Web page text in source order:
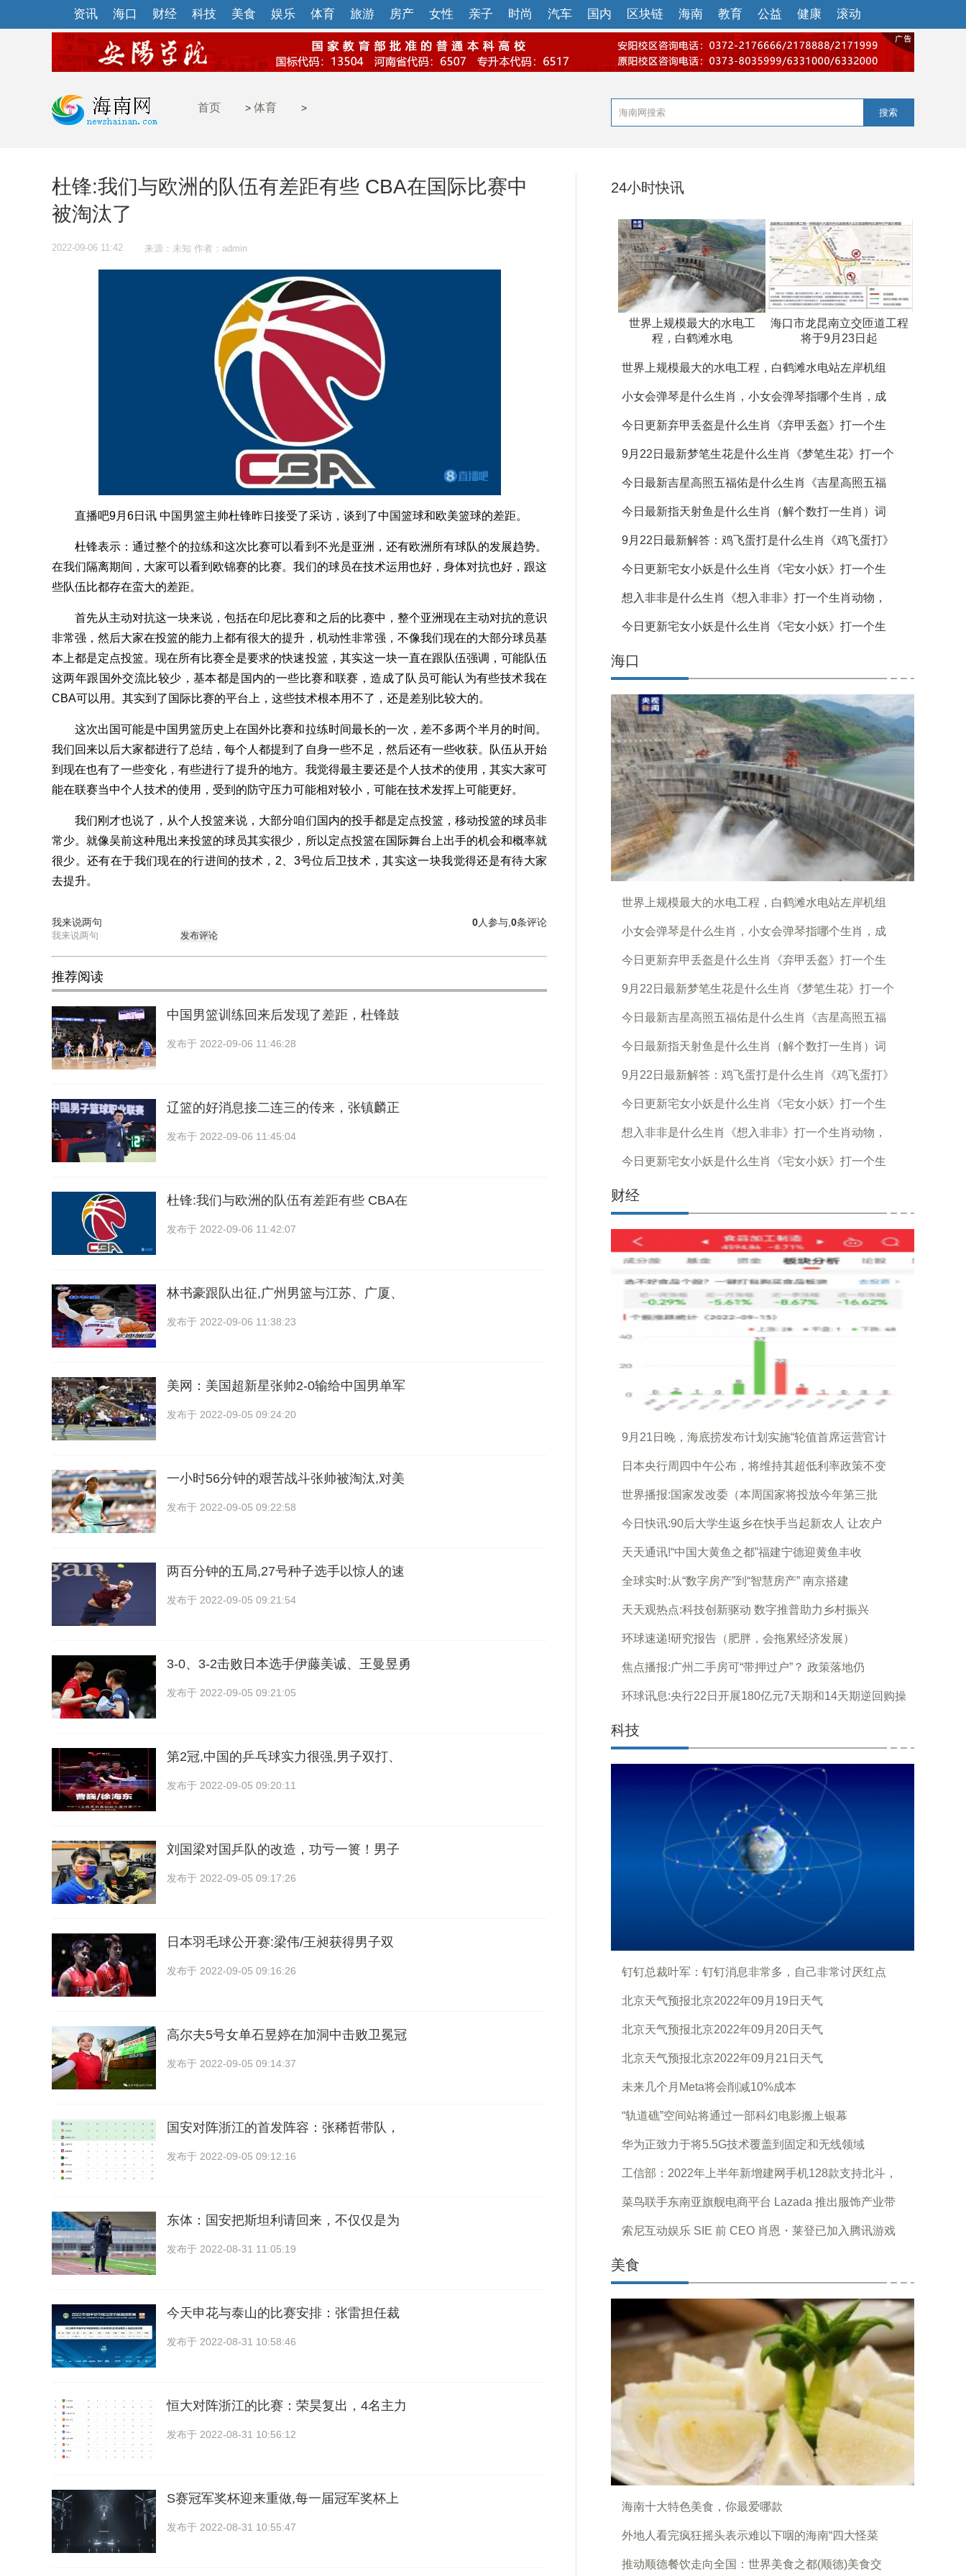
资讯 海口 财经 科技 美食 娱乐 体育 旅游 房产 女性 亲子 时尚 汽车 国内 区块链 海南 教育 公益 健康 滚动
首页 > 体育 > 搜索
杜锋:我们与欧洲的队伍有差距有些 CBA在国际比赛中
被淘汰了
2022-09-06 11:42 来源：未知 作者：admin
直播吧9月6日讯 中国男篮主帅杜锋昨日接受了采访，谈到了中国篮球和欧美篮球的差距。
杜锋表示：通过整个的拉练和这次比赛可以看到不光是亚洲，还有欧洲所有球队的发展趋势。
在我们隔离期间，大家可以看到欧锦赛的比赛。我们的球员在技术运用也好，身体对抗也好，跟这
些队伍比都存在蛮大的差距。
首先从主动对抗这一块来说，包括在印尼比赛和之后的比赛中，整个亚洲现在主动对抗的意识
非常强，然后大家在投篮的能力上都有很大的提升，机动性非常强，不像我们现在的大部分球员基
本上都是定点投篮。现在所有比赛全是要求的快速投篮，其实这一块一直在跟队伍强调，可能队伍
这两年跟国外交流比较少，基本都是国内的一些比赛和联赛，造成了队员可能认为有些技术我在
CBA可以用。其实到了国际比赛的平台上，这些技术根本用不了，还是差别比较大的。
这次出国可能是中国男篮历史上在国外比赛和拉练时间最长的一次，差不多两个半月的时间。
我们回来以后大家都进行了总结，每个人都提到了自身一些不足，然后还有一些收获。队伍从开始
到现在也有了一些变化，有些进行了提升的地方。我觉得最主要还是个人技术的使用，其实大家可
能在联赛当中个人技术的使用，受到的防守压力可能相对较小，可能在技术发挥上可能更好。
我们刚才也说了，从个人投篮来说，大部分咱们国内的投手都是定点投篮，移动投篮的球员非
常少。就像吴前这种甩出来投篮的球员其实很少，所以定点投篮在国际舞台上出手的机会和概率就
很少。还有在于我们现在的行进间的技术，2、3号位后卫技术，其实这一块我觉得还是有待大家
去提升。
我来说两句 0条评论
0人参与,
发布评论
推荐阅读
中国男篮训练回来后发现了差距，杜锋鼓
发布于 2022-09-06 11:46:28
辽篮的好消息接二连三的传来，张镇麟正
发布于 2022-09-06 11:45:04
杜锋:我们与欧洲的队伍有差距有些 CBA在
发布于 2022-09-06 11:42:07
林书豪跟队出征,广州男篮与江苏、广厦、
发布于 2022-09-06 11:38:23
美网：美国超新星张帅2-0输给中国男单军
发布于 2022-09-05 09:24:20
一小时56分钟的艰苦战斗张帅被淘汰,对美
发布于 2022-09-05 09:22:58
两百分钟的五局,27号种子选手以惊人的速
发布于 2022-09-05 09:21:54
3-0、3-2击败日本选手伊藤美诚、王曼昱勇
发布于 2022-09-05 09:21:05
第2冠,中国的乒乓球实力很强,男子双打、
发布于 2022-09-05 09:20:11
刘国梁对国乒队的改造，功亏一篑！男子
发布于 2022-09-05 09:17:26
日本羽毛球公开赛:梁伟/王昶获得男子双
发布于 2022-09-05 09:16:26
高尔夫5号女单石昱婷在加洞中击败卫冕冠
发布于 2022-09-05 09:14:37
国安对阵浙江的首发阵容：张稀哲带队，
发布于 2022-09-05 09:12:16
东体：国安把斯坦利请回来，不仅仅是为
发布于 2022-08-31 11:05:19
今天申花与泰山的比赛安排：张雷担任裁
发布于 2022-08-31 10:58:46
恒大对阵浙江的比赛：荣昊复出，4名主力
发布于 2022-08-31 10:56:12
S赛冠军奖杯迎来重做,每一届冠军奖杯上
发布于 2022-08-31 10:55:47
24小时快讯
世界上规模最大的水电工
程，白鹤滩水电
海口市龙昆南立交匝道工程
将于9月23日起
世界上规模最大的水电工程，白鹤滩水电站左岸机组
小女会弹琴是什么生肖，小女会弹琴指哪个生肖，成
今日更新弃甲丢盔是什么生肖《弃甲丢盔》打一个生
9月22日最新梦笔生花是什么生肖《梦笔生花》打一个
今日最新吉星高照五福佑是什么生肖《吉星高照五福
今日最新指天射鱼是什么生肖（解个数打一生肖）词
9月22日最新解答：鸡飞蛋打是什么生肖《鸡飞蛋打》
今日更新宅女小妖是什么生肖《宅女小妖》打一个生
想入非非是什么生肖《想入非非》打一个生肖动物，
今日更新宅女小妖是什么生肖《宅女小妖》打一个生
海口
世界上规模最大的水电工程，白鹤滩水电站左岸机组
小女会弹琴是什么生肖，小女会弹琴指哪个生肖，成
今日更新弃甲丢盔是什么生肖《弃甲丢盔》打一个生
9月22日最新梦笔生花是什么生肖《梦笔生花》打一个
今日最新吉星高照五福佑是什么生肖《吉星高照五福
今日最新指天射鱼是什么生肖（解个数打一生肖）词
9月22日最新解答：鸡飞蛋打是什么生肖《鸡飞蛋打》
今日更新宅女小妖是什么生肖《宅女小妖》打一个生
想入非非是什么生肖《想入非非》打一个生肖动物，
今日更新宅女小妖是什么生肖《宅女小妖》打一个生
财经
9月21日晚，海底捞发布计划实施“轮值首席运营官计
日本央行周四中午公布，将维持其超低利率政策不变
世界播报:国家发改委（本周国家将投放今年第三批
今日快讯:90后大学生返乡在快手当起新农人 让农户
天天通讯!“中国大黄鱼之都”福建宁德迎黄鱼丰收
全球实时:从“数字房产”到“智慧房产” 南京搭建
天天观热点:科技创新驱动 数字推普助力乡村振兴
环球速递!研究报告（肥胖，会拖累经济发展）
焦点播报:广州二手房可“带押过户”？ 政策落地仍
环球讯息:央行22日开展180亿元7天期和14天期逆回购操
科技
钉钉总裁叶军：钉钉消息非常多，自己非常讨厌红点
北京天气预报北京2022年09月19日天气
北京天气预报北京2022年09月20日天气
北京天气预报北京2022年09月21日天气
未来几个月Meta将会削减10%成本
“轨道礁”空间站将通过一部科幻电影搬上银幕
华为正致力于将5.5G技术覆盖到固定和无线领域
工信部：2022年上半年新增建网手机128款支持北斗，
菜鸟联手东南亚旗舰电商平台 Lazada 推出服饰产业带
索尼互动娱乐 SIE 前 CEO 肖恩・莱登已加入腾讯游戏
美食
海南十大特色美食，你最爱哪款
外地人看完疯狂摇头表示难以下咽的海南“四大怪菜
推动顺德餐饮走向全国：世界美食之都(顺德)美食交